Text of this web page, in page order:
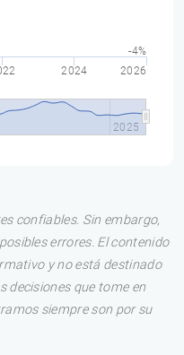
2024 2026
2025
-4%
confiables. Sin embargo,
errores. El contenido
y no está destinado
decisiones que tome en
siempre son por su